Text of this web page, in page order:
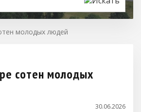
молодых людей
сотен молодых
30.06.2026